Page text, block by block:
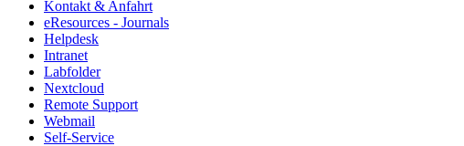
Kontakt & Anfahrt
eResources - Journals
Helpdesk
Intranet
Labfolder
Nextcloud
Remote Support
Webmail
Self-Service